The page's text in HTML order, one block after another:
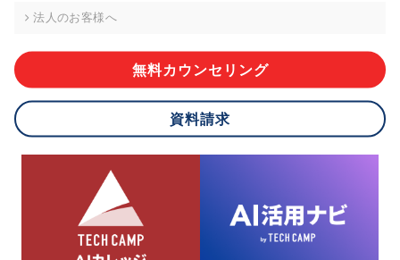
メールアドレス:privacy_policy@di-v.co.jp
ご本人様が当社に個人情報を提供されるかどうかは任意による
応ができない場合があります。
8.cookieにより取得・分析した情報とその利用について
当社は第三者が運営するデータ・マネジメント・プラットフォ
ームからcookieにより収集されたウェブの閲覧機歴及びその分
析結果を取得し、これをお客様の個人データと結びつけた上
で、広告配信等の目的で利用いたします。
法人のお客様へ
無料カウンセリング
資料請求